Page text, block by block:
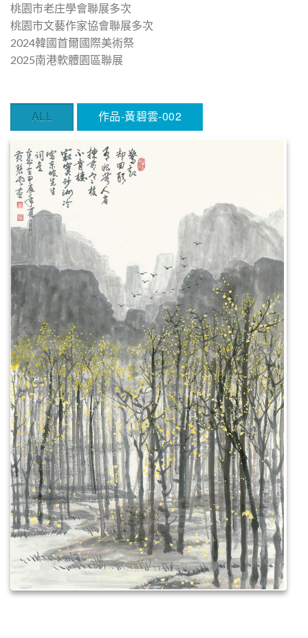
桃園市老庄學會聯展多次
桃園市文藝作家協會聯展多次
2024韓國首爾國際美術祭
2025南港軟體園區聯展
ALL 作品-黃碧雲-002